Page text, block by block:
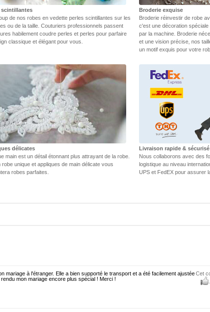
scintillantes
de nos robes en vedette perles scintillantes sur les
ou de la taille. Couturiers professionnels passent
habilement coudre perles et perles pour parfaire
classique et élégant pour vous.
Broderie exquise
Broderie réinvestir de robe
c'est une décoration
par la machine. Broderie
et une vision précise, nos
un motif exquis pour votre
délicates
main est un détail étonnant plus attrayant de la robe.
robe unique et appliques de main délicate vous
robes parfaites.
Livraison rapide & sécurisé
Nous collaborons avec des
logistique au niveau
UPS et FedEX pour assurer
mariage à l'étranger. Elle a bien supporté le transport et a été facilement ajustée
mon mariage encore plus spécial ! Merci !
Cet